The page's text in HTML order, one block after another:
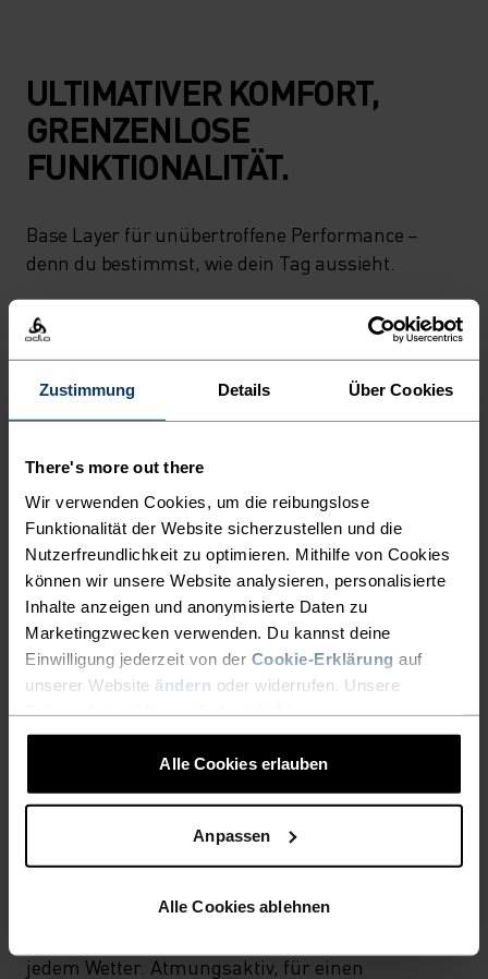
Zustimmung Details Über Cookies
There's more out there
Wir verwenden Cookies, um die reibungslose
Funktionalität der Website sicherzustellen und die
Nutzerfreundlichkeit zu optimieren. Mithilfe von Cookies
können wir unsere Website analysieren, personalisierte
Inhalte anzeigen und anonymisierte Daten zu
Marketingzwecken verwenden. Du kannst deine
Einwilligung jederzeit von der Cookie-Erklärung auf
unserer Website ändern oder widerrufen. Unsere
Alle Cookies erlauben
Anpassen
Alle Cookies ablehnen
ULTIMATIVER KOMFORT,
GRENZENLOSE
FUNKTIONALITÄT.
Base Layer für unübertroffene Performance –
denn du bestimmst, wie dein Tag aussieht.
AKTIVITÄTSNIVEAU
NIEDRIG MODERAT HOCH
AKTIVITÄTSART
ALLES HOCHINTENSIVE AKTIVITÄTEN
Wandern
MATERIALEIGENSCHAFTEN
SYNTHETISCH
MERINO
LIGHT
Sportbekleidung und Funktionswäsche für
jedem Wetter. Atmungsaktiv, für einen